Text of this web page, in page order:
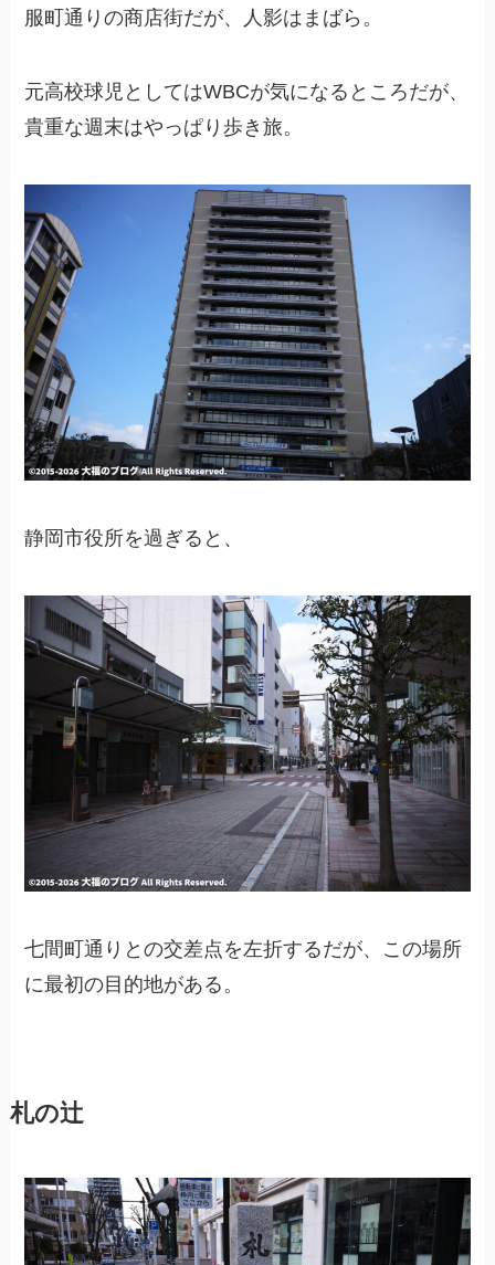
服町通りの商店街だが、人影はまばら。
元高校球児としてはWBCが気になるところだが、
貴重な週末はやっぱり歩き旅。
静岡市役所を過ぎると、
七間町通りとの交差点を左折するだが、この場所
に最初の目的地がある。
札の辻